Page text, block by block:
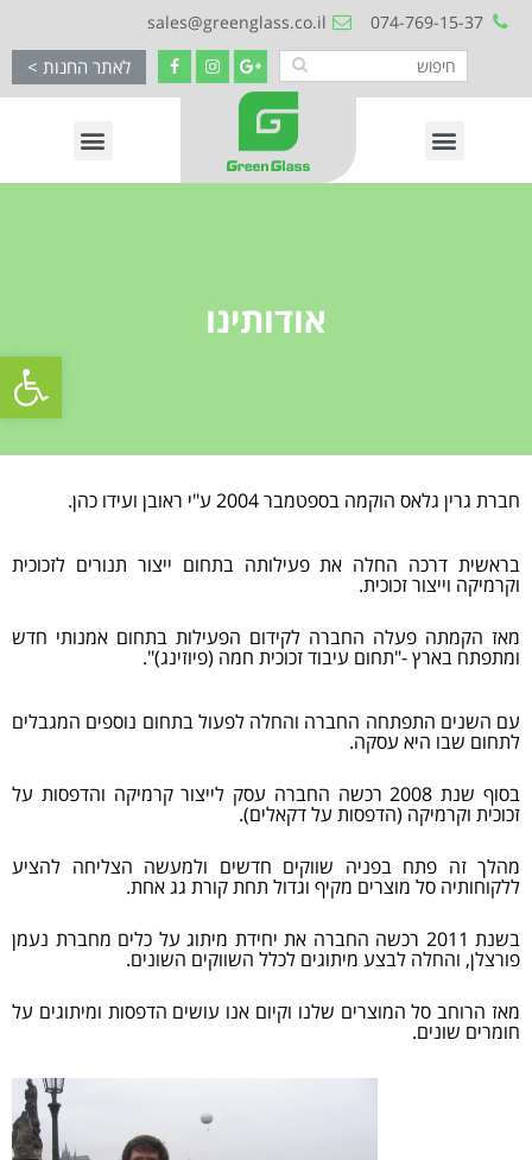
פתח
074-769-15-37
sales@greenglass.co.il
לאתר החנות >
אודותינו
חברת גרין גלאס הוקמה בספטמבר 2004 ע"י ראובן ועידו כהן.
בראשית דרכה החלה את פעילותה בתחום ייצור תנורים לזכוכית
וקרמיקה וייצור זכוכית.
מאז הקמתה פעלה החברה לקידום הפעילות בתחום אמנותי חדש
ומתפתח בארץ -"תחום עיבוד זכוכית חמה (פיוזינג)".
עם השנים התפתחה החברה והחלה לפעול בתחום נוספים המגבלים
לתחום שבו היא עסקה.
בסוף שנת 2008 רכשה החברה עסק לייצור קרמיקה והדפסות על
זכוכית וקרמיקה (הדפסות על דקאלים).
מהלך זה פתח בפניה שווקים חדשים ולמעשה הצליחה להציע
ללקוחותיה סל מוצרים מקיף וגדול תחת קורת גג אחת.
בשנת 2011 רכשה החברה את יחידת מיתוג על כלים מחברת נעמן
פורצלן, והחלה לבצע מיתוגים לכלל השווקים השונים.
מאז הרוחב סל המוצרים שלנו וקיום אנו עושים הדפסות ומיתוגים על
חומרים שונים.